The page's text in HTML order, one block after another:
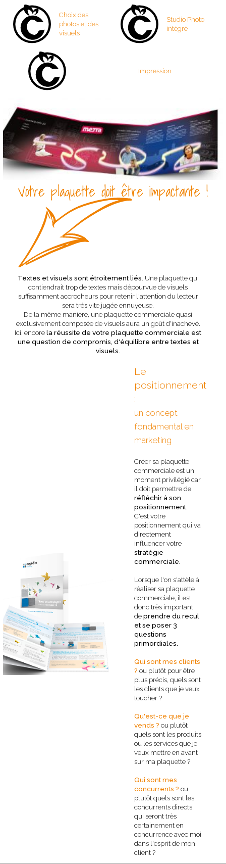
Choix des
photos et des
visuels
Studio Photo
intégré
Impression
Textes et visuels sont étroitement liés. Une plaquette qui
contiendrait trop de textes mais dépourvue de visuels
suffisamment accrocheurs pour retenir l'attention du lecteur
sera très vite jugée ennuyeuse.
De la même manière, une plaquette commerciale quasi
exclusivement composée de visuels aura un goût d'inachevé.
Ici, encorela réussite de votre plaquette commerciale est
une question de compromis, d'équilibre entre textes et
visuels.
Votre plaquette doit être impactante !
Le
positionnement
:
un concept
fondamental en
marketing
Créer sa plaquette
commerciale est un
moment privilégié car
il doit permettre de
réfléchir à son
positionnement.
C'est votre
positionnement qui va
directement
influencer votre
stratégie
commerciale.
Lorsque l'on s'attèle à
réaliser sa plaquette
commerciale, il est
donc très important
deprendre du recul
et se poser 3
questions
primordiales.
Qui sont mes clients
? ou plutôt pour être
plus précis, quels sont
les clients que je veux
toucher ?
Qu'est-ce que je
vends ? ou plutôt
quels sont les produits
ou les services que je
veux mettre en avant
sur ma plaquette ?
Qui sont mes
concurrents ? ou
plutôt quels sont les
concurrents directs
qui seront très
certainement en
concurrence avec moi
dans l'esprit de mon
client ?